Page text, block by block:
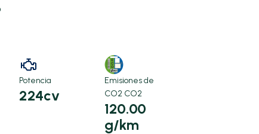
Potencia
224cv
Emisiones de
CO2 CO2
120.00
g/km